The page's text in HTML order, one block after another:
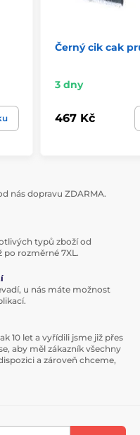
Černý cik cak
3 dny
467 Kč
nás dopravu ZDARMA.
typů zboží od
po rozměrné 7XL.
u nás máte možnost
10 let a vyřídili jsme již přes
aby měl zákazník všechny
a zároveň chceme,